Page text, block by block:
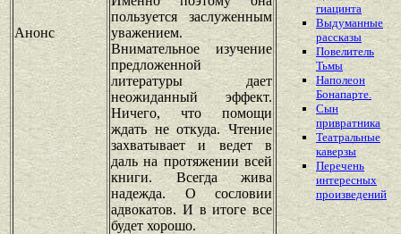
Анонс
пользуется заслуженным
уважением.
Внимательное изучение
предложенной
литературы дает
неожиданный эффект.
Ничего, что помощи
ждать не откуда. Чтение
захватывает и ведет в
даль на протяжении всей
книги. Всегда жива
надежда. О сословии
адвокатов. И в итоге все
будет хорошо.
гиацинта
Выдуманные
рассказы
Повелитель
Тьмы
Наполеон
Бонапарте.
Сын
привратника
Театральные
каверзы
Перечень
интересных
произведений